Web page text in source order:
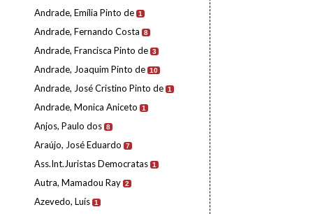
Andrade, Emília Pinto de 1
Andrade, Fernando Costa 8
Andrade, Francisca Pinto de 3
Andrade, Joaquim Pinto de 10
Andrade, José Cristino Pinto de 1
Andrade, Monica Aniceto 1
Anjos, Paulo dos 8
Araújo, José Eduardo 7
Ass.Int.Juristas Democratas 1
Autra, Mamadou Ray 2
Azevedo, Luís 1